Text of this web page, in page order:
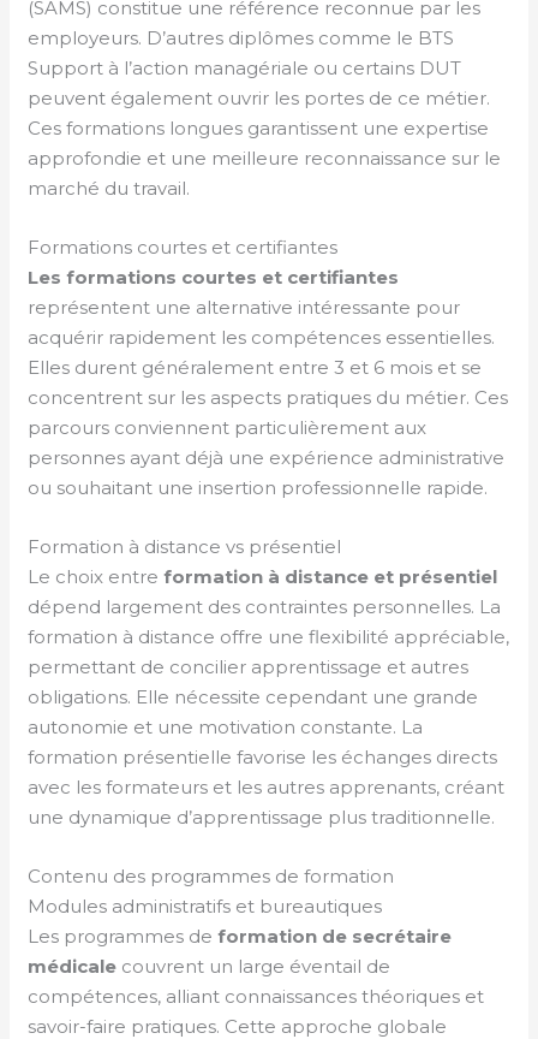
(SAMS) constitue une référence reconnue par les
employeurs. D’autres diplômes comme le BTS
Support à l’action managériale ou certains DUT
peuvent également ouvrir les portes de ce métier.
Ces formations longues garantissent une expertise
approfondie et une meilleure reconnaissance sur le
marché du travail.
Formations courtes et certifiantes
Les formations courtes et certifiantes
représentent une alternative intéressante pour
acquérir rapidement les compétences essentielles.
Elles durent généralement entre 3 et 6 mois et se
concentrent sur les aspects pratiques du métier. Ces
parcours conviennent particulièrement aux
personnes ayant déjà une expérience administrative
ou souhaitant une insertion professionnelle rapide.
Formation à distance vs présentiel
Le choix entreformation à distance et présentiel
dépend largement des contraintes personnelles. La
formation à distance offre une flexibilité appréciable,
permettant de concilier apprentissage et autres
obligations. Elle nécessite cependant une grande
autonomie et une motivation constante. La
formation présentielle favorise les échanges directs
avec les formateurs et les autres apprenants, créant
une dynamique d’apprentissage plus traditionnelle.
Contenu des programmes de formation
Modules administratifs et bureautiques
Les programmes deformation de secrétaire
médicale couvrent un large éventail de
compétences, alliant connaissances théoriques et
savoir-faire pratiques. Cette approche globale